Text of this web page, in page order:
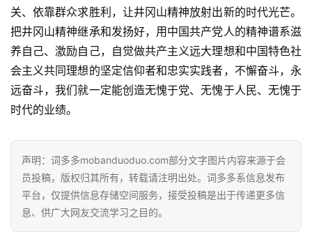
好
词
好
句
经
歌
词
古
今
诗
关、依靠群众求胜利，让井冈山精神放射出新的时代光芒。
把井冈山精神继承和发扬好，用中国共产党人的精神谱系滋
养自己、激励自己，自觉做共产主义远大理想和中国特色社
会主义共同理想的坚定信仰者和忠实实践者，不懈奋斗，永
远奋斗，我们就一定能创造无愧于党、无愧于人民、无愧于
时代的业绩。
声明：词多多mobanduoduo.com部分文字图片内容来源于会
员投稿，版权归其所有，转载请注明出处。词多多系信息发布
平台，仅提供信息存储空间服务，接受投稿是出于传递更多信
息、供广大网友交流学习之目的。